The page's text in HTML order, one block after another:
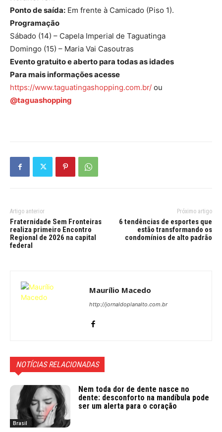
Ponto de saída: Em frente à Camicado (Piso 1).
Programação
Sábado (14) – Capela Imperial de Taguatinga
Domingo (15) – Maria Vai Casoutras
Evento gratuito e aberto para todas as idades
Para mais informações acesse
https://www.taguatingashopping.com.br/ ou
@taguashopping
Artigo anterior
Fraternidade Sem Fronteiras
realiza primeiro Encontro
Regional de 2026 na capital
federal
Próximo artigo
6 tendências de esportes que
estão transformando os
condomínios de alto padrão
Maurílio Macedo
http://jornaldoplanalto.com.br
NOTÍCIAS RELACIONADAS
Brasil
Nem toda dor de dente nasce no
dente: desconforto na mandíbula pode
ser um alerta para o coração